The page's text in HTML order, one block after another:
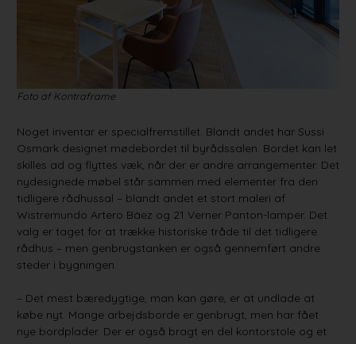
Foto af Kontraframe
Noget inventar er specialfremstillet. Blandt andet har Sussi
Osmark designet mødebordet til byrådssalen. Bordet kan let
skilles ad og flyttes væk, når der er andre arrangementer. Det
nydesignede møbel står sammen med elementer fra den
tidligere rådhussal – blandt andet et stort maleri af
Wistremundo Artero Báez og 21 Verner Panton-lamper. Det
valg er taget for at trække historiske tråde til det tidligere
rådhus – men genbrugstanken er også gennemført andre
steder i bygningen.
– Det mest bæredygtige, man kan gøre, er at undlade at
købe nyt. Mange arbejdsborde er genbrugt, men har fået
nye bordplader. Der er også bragt en del kontorstole og et